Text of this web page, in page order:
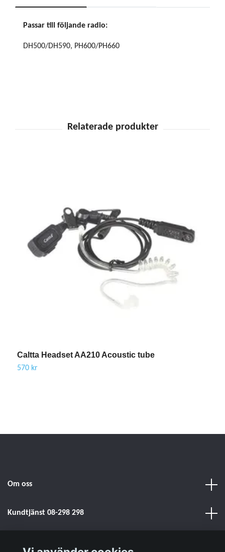
Passar till följande radio:
DH500/DH590, PH600/PH660
Caltta Headset AA210 Acoustic tube
570 kr
Om oss
Kundtjänst 08-298 298